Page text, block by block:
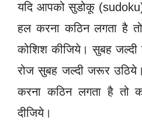
यदि आपको सुडोकू
हल करना कठिन लगता है
कोशिश कीजिये। सुबह जल्दी
रोज सुबह जल्दी जरूर
करना कठिन लगता है
दीजिये।